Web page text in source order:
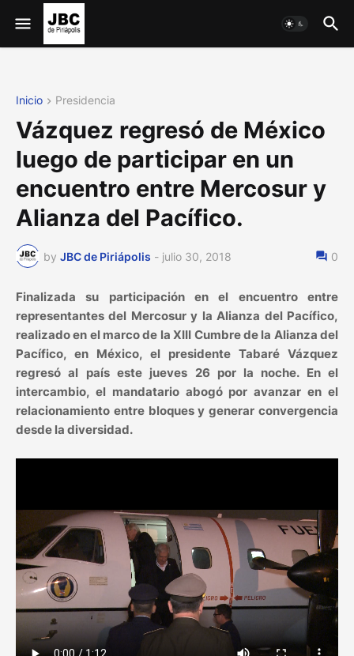
Inicio Presidencia
Vázquez regresó de México
luego de participar en un
encuentro entre Mercosur y
Alianza del Pacífico.
by JBC de Piriápolis - julio 30, 2018 0
Finalizada su participación en el encuentro entre
representantes del Mercosur y la Alianza del Pacífico,
realizado en el marco de la XIII Cumbre de la Alianza del
Pacífico, en México, el presidente Tabaré Vázquez
regresó al país este jueves 26 por la noche. En el
intercambio, el mandatario abogó por avanzar en el
relacionamiento entre bloques y generar convergencia
desde la diversidad.